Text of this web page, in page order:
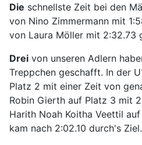
Die schnellste Zeit bei den
von Nino Zimmermann mit
von Laura Möller mit 2:32.73
Drei von unseren Adlern
Treppchen geschafft. In der
Platz 2 mit einer Zeit von
Robin Gierth auf Platz 3 mit
Harith Noah Koitha Veettil
kam nach 2:02.10 durch's Ziel.